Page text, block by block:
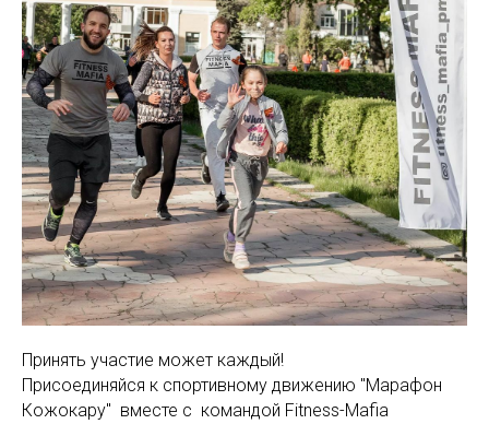
Принять участие может каждый!
Присоединяйся к спортивному движению "Марафон
Кожокару" вместе с командой Fitness-Mafia